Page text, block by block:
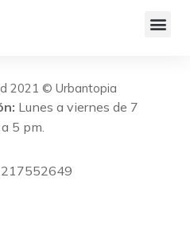
2021 © Urbantopia
Lunes a viernes de 7
5 pm.